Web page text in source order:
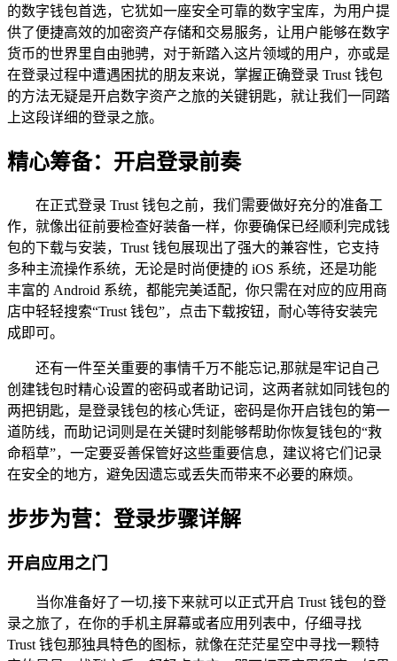
的数字钱包首选，它犹如一座安全可靠的数字宝库，为用户提
供了便捷高效的加密资产存储和交易服务，让用户能够在数字
货币的世界里自由驰骋，对于新踏入这片领域的用户，亦或是
在登录过程中遭遇困扰的朋友来说，掌握正确登录 Trust 钱包
的方法无疑是开启数字资产之旅的关键钥匙，就让我们一同踏
上这段详细的登录之旅。
精心筹备：开启登录前奏
在正式登录 Trust 钱包之前，我们需要做好充分的准备工
作，就像出征前要检查好装备一样，你要确保已经顺利完成钱
包的下载与安装，Trust 钱包展现出了强大的兼容性，它支持
多种主流操作系统，无论是时尚便捷的 iOS 系统，还是功能
丰富的 Android 系统，都能完美适配，你只需在对应的应用商
店中轻轻搜索“Trust 钱包”，点击下载按钮，耐心等待安装完
成即可。
还有一件至关重要的事情千万不能忘记,那就是牢记自己
创建钱包时精心设置的密码或者助记词，这两者就如同钱包的
两把钥匙，是登录钱包的核心凭证，密码是你开启钱包的第一
道防线，而助记词则是在关键时刻能够帮助你恢复钱包的“救
命稻草”，一定要妥善保管好这些重要信息，建议将它们记录
在安全的地方，避免因遗忘或丢失而带来不必要的麻烦。
步步为营：登录步骤详解
开启应用之门
当你准备好了一切,接下来就可以正式开启 Trust 钱包的登
录之旅了，在你的手机主屏幕或者应用列表中，仔细寻找
Trust 钱包那独具特色的图标，就像在茫茫星空中寻找一颗特